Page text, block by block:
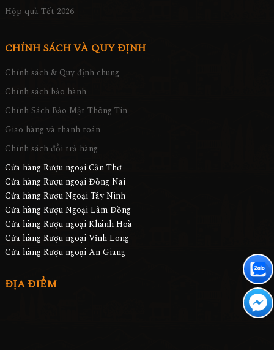
Hộp quà Tết 2026
CHÍNH SÁCH VÀ QUY ĐỊNH
Chính sách & Quy định chung
Chính sách bảo hành
Chính Sách Bảo Mật Thông Tin
Giao hàng và thanh toán
Chính sách đổi trả hàng
Cửa hàng Rượu ngoại Cần Thơ
Cửa hàng Rượu ngoại Đồng Nai
Cửa hàng Rượu Ngoại Tây Ninh
Cửa hàng Rượu Ngoại Lâm Đồng
Cửa hàng Rượu ngoại Khánh Hoà
Cửa hàng Rượu ngoại Vĩnh Long
Cửa hàng Rượu ngoại An Giang
ĐỊA ĐIỂM